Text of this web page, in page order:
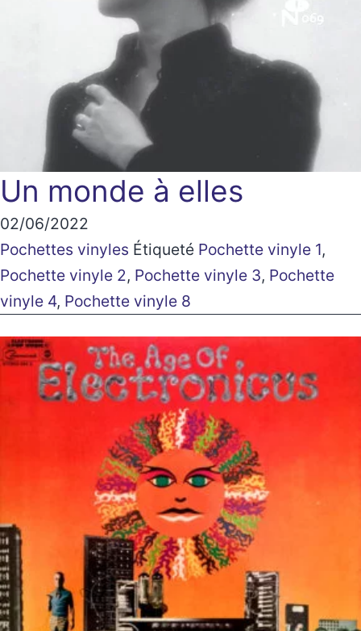
Un monde à elles
02/06/2022
Pochettes vinyles Étiqueté Pochette vinyle 1,
Pochette vinyle 2, Pochette vinyle 3, Pochette
vinyle 4, Pochette vinyle 8